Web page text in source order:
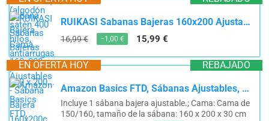
RUIKASI Sabanas Bajeras 160x200 Ajustables - Sábana Bajera 160x200cm Microfibra, Sabana Bajera Cama...
16,99 € −1,00 € 15,99 €
REBAJADO
EN OFERTA HOY
Amazon Basics FTD, Sábanas Ajustables, 160 x 200 x 30 cm, Beige
Incluye 1 sábana bajera ajustable.; Cama: Cama de
150/160, tamaño de la sábana: 160 x 200 x 30 cm